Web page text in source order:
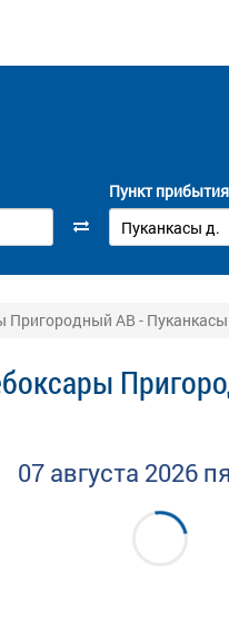
Пункт прибытия
Пригородный АВ -
07 августа 2026